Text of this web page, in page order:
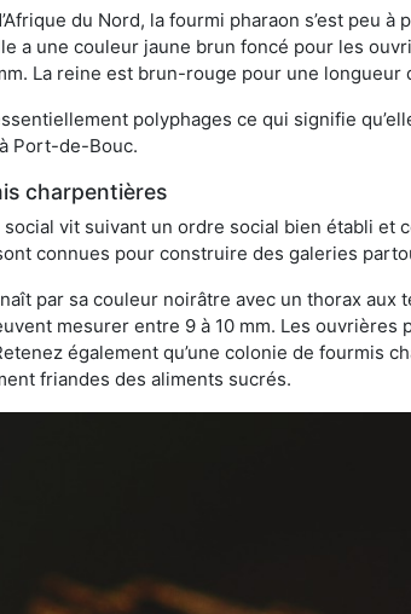
du Nord, la fourmi pharaon s’est peu
a une couleur jaune brun foncé pour les
La reine est brun-rouge pour une longueur
polyphages ce qui signifie
Port-de-Bouc.
charpentières
social vit suivant un ordre social bien établi
connues pour construire des galeries
par sa couleur noirâtre avec un thorax
mesurer entre 9 à 10 mm. Les
également qu’une colonie de fourmis
friandes des aliments sucrés.